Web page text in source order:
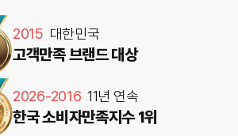
2015 대한민국
고객만족 브랜드 대상
2026-2016 11년 연속
한국 소비자만족지수 1위